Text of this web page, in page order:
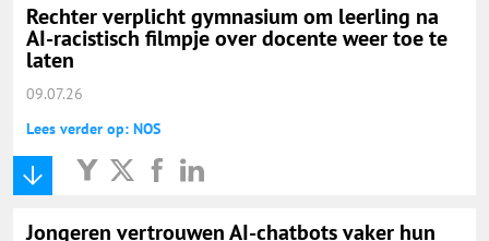
Rechter verplicht gymnasium om leerling na
AI-racistisch filmpje over docente weer toe te
laten
09.07.26
Lees verder op: NOS
Jongeren vertrouwen AI-chatbots vaker hun